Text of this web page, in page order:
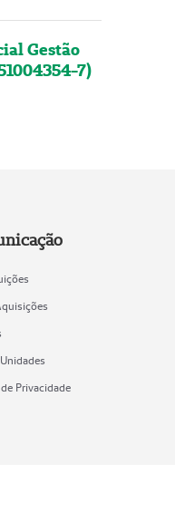
Gestão
7)
Privacidade